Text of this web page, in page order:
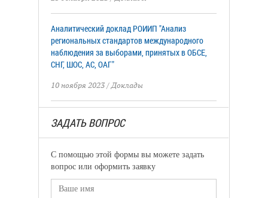
Аналитический доклад РОИИП "Анализ
региональных стандартов международного
наблюдения за выборами, принятых в ОБСЕ,
СНГ, ШОС, АС, ОАГ"
10 ноября 2023 / Доклады
ЗАДАТЬ ВОПРОС
С помощью этой формы вы можете задать
вопрос или оформить заявку